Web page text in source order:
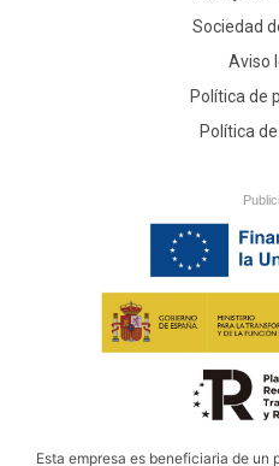
Sociedad
Aviso
Política de
Política
Esta empresa es beneficiaria de un